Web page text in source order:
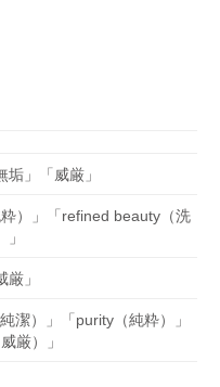
垢」「威厳」
粋）」「refined beauty（洗
厳」
潔）」「purity（純粋）」
厳）」